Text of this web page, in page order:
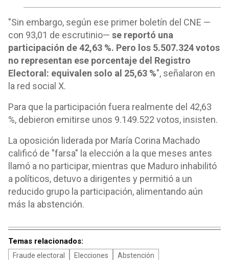
"Sin embargo, según ese primer boletín del CNE —
con 93,01 de escrutinio— se reportó una
participación de 42,63 %. Pero los 5.507.324 votos
no representan ese porcentaje del Registro
Electoral: equivalen solo al 25,63 %", señalaron en
la red social X.
Para que la participación fuera realmente del 42,63
%, debieron emitirse unos 9.149.522 votos, insisten.
La oposición liderada por María Corina Machado
calificó de "farsa" la elección a la que meses antes
llamó a no participar, mientras que Maduro inhabilitó
a políticos, detuvo a dirigentes y permitió a un
reducido grupo la participación, alimentando aún
más la abstención.
Temas relacionados:
Fraude electoral Elecciones
Abstención